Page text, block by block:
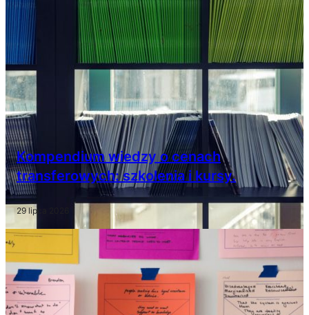
Kompendium wiedzy o cenach
transferowych: szkolenia i kursy.
29 lipca 2026